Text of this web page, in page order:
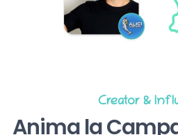
Creator &
Anima la